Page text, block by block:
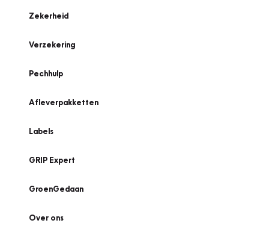
Zekerheid
Verzekering
Pechhulp
Afleverpakketten
Labels
GRIP Expert
GroenGedaan
Over ons